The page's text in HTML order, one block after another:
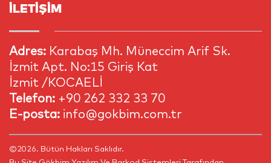
İLETİŞİM
Adres: Karabaş Mh. Müneccim Arif Sk.
İzmit Apt. No:15 Giriş Kat
İzmit /KOCAELİ
Telefon: +90 262 332 33 70
E-posta: info@gokbim.com.tr
©2026. Bütün Hakları Saklıdır.